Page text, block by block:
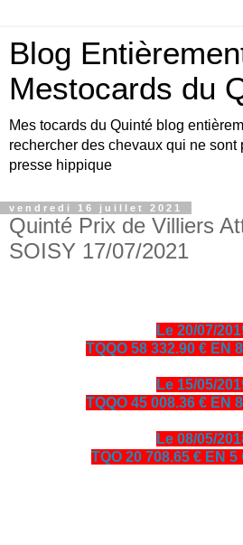
Blog
Mestocards du
Mes tocards du Quinté blog
rechercher des chevaux qui ne sont
presse hippique
vendredi 16 juillet 2021
Quinté Prix de Villiers
SOISY 17/07/2021
Le 20/07/
TQQO 58 332.90 € EN
Le 15/05/
TQQO 45 008.36 € EN
Le 08/05/
TQO 20 708.65 € EN 5